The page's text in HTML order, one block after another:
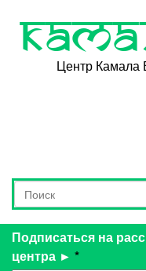
Центр
Форма поиска
Подписаться на
центра ► *